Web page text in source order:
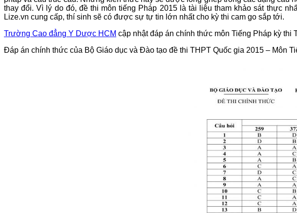
thay đổi. Vì lý do đó, đề thi môn tiếng Pháp 2015 là tài liệu tham khảo sát thực
Lize.vn cung cấp, thí sinh sẽ có được sự tự tin lớn nhất cho kỳ thi cam go sắp tới.
Trường Cao đẳng Y Dược HCM cập nhật đáp án chính thức môn Tiếng Pháp kỳ thi
Đáp án chính thức của Bộ Giáo dục và Đào tạo đề thi THPT Quốc gia 2015 – Môn